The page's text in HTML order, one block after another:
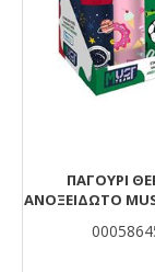
ΠΑΓΟΎΡΙ
ΑΝΟΞΕΊΔΩΤΟ